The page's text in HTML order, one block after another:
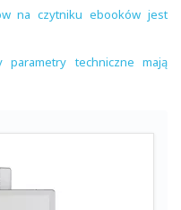
na czytniku ebooków jest
techniczne mają